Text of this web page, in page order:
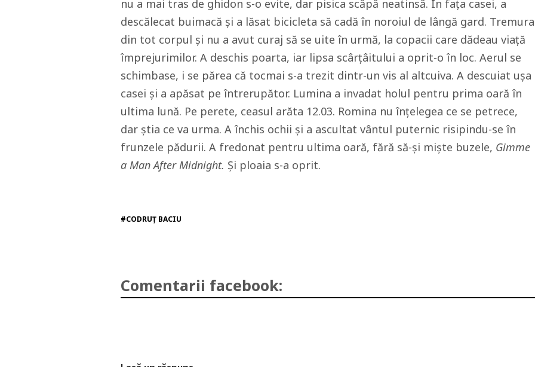
nu a mai tras de ghidon s-o evite, dar pisica scăpă neatinsă. În fața casei, a
descălecat buimacă și a lăsat bicicleta să cadă în noroiul de lângă gard. Tremura
din tot corpul și nu a avut curaj să se uite în urmă, la copacii care dădeau viață
împrejurimilor. A deschis poarta, iar lipsa scârțâitului a oprit-o în loc. Aerul se
schimbase, i se părea că tocmai s-a trezit dintr-un vis al altcuiva. A descuiat ușa
casei și a apăsat pe întrerupător. Lumina a invadat holul pentru prima oară în
ultima lună. Pe perete, ceasul arăta 12.03. Romina nu înțelegea ce se petrece,
dar știa ce va urma. A închis ochii și a ascultat vântul puternic risipindu-se în
frunzele pădurii. A fredonat pentru ultima oară, fără să-și miște buzele, Gimme
a Man After Midnight. Și ploaia s-a oprit.
#CODRUȚ BACIU
Comentarii facebook: